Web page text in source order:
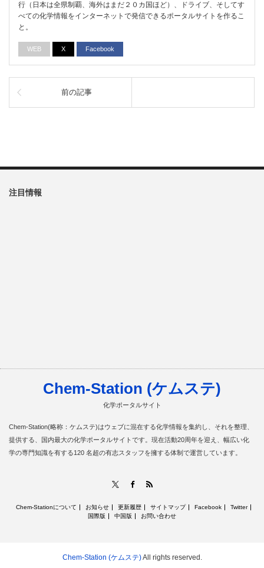
行（日本は全県制覇、海外はまだ２０カ国ほど）、ドライブ、そしてす
べての化学情報をインターネットで発信できるポータルサイトを作るこ
と。
WEB X Facebook
前の記事
注目情報
Chem-Station (ケムステ)
化学ポータルサイト
Chem-Station(略称：ケムステ)はウェブに混在する化学情報を集約し、それを整理、
提供する、国内最大の化学ポータルサイトです。現在活動20周年を迎え、幅広い化
学の専門知識を有する120 名超の有志スタッフを擁する体制で運営しています。
Facebook
Chem-Stationについて お知らせ 更新履歴 サイトマップ Facebook
Twitter
国際版
中国版 お問い合わせ
Chem-Station (ケムステ)All rights reserved.